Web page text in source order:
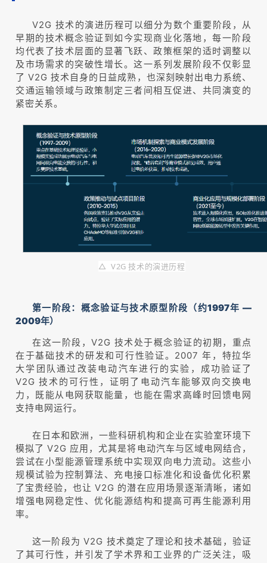
V2G 技术的演进历程可以细分为数个重要阶段，从
早期的技术概念验证到如今实现商业化落地，每一阶段
均代表了技术层面的显著飞跃、政策框架的适时调整以
及市场需求的突破性增长。这一系列发展阶段不仅彰显
了 V2G 技术自身的日益成熟，也深刻映射出电力系统、
交通运输领域与政策制定三者间相互促进、共同演变的
紧密关系。
△ V2G 技术的演进历程
第一阶段：概念验证与技术原型阶段（约1997年 —
2009年）
在这一阶段，V2G 技术处于概念验证的初期，重点
在于基础技术的研发和可行性验证。2007 年，特拉华
大学团队通过改装电动汽车进行的实验，成功验证了
V2G 技术的可行性，证明了电动汽车能够双向交换电
力，既能从电网获取能量，也能在需求高峰时回馈电网
支持电网运行。
在日本和欧洲，一些科研机构和企业在实验室环境下
模拟了 V2G 应用，尤其是将电动汽车与区域电网结合，
尝试在小型能源管理系统中实现双向电力流动。这些小
规模试验为控制算法、充电接口标准化和设备优化积累
了宝贵经验，也让 V2G 的潜在应用场景逐渐清晰，诸如
增强电网稳定性、优化能源结构和提高可再生能源利用
率。
这一阶段为 V2G 技术奠定了理论和技术基础，验证
了其可行性，并引发了学术界和工业界的广泛关注，吸